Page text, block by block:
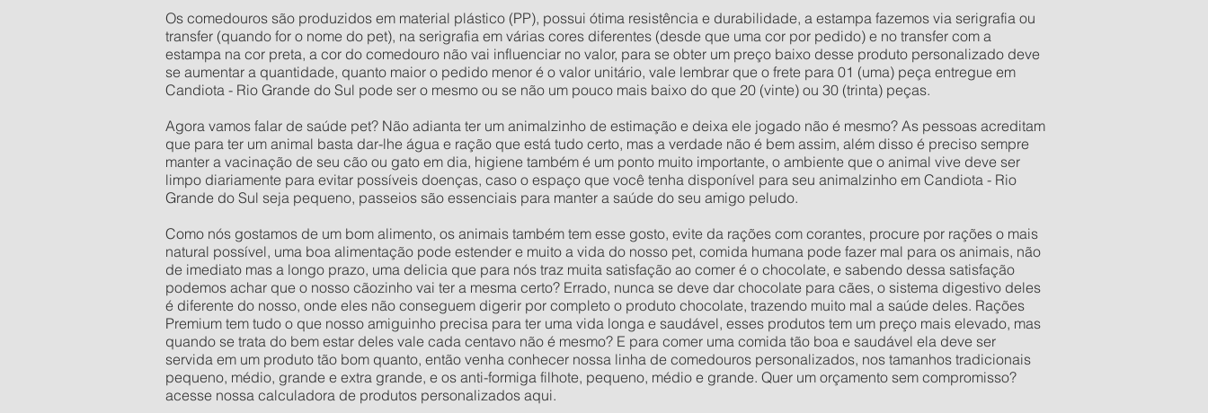
Os comedouros são produzidos em material plástico (PP), possui ótima resistência e durabilidade, a estampa fazemos via serigrafia ou
transfer (quando for o nome do pet), na serigrafia em várias cores diferentes (desde que uma cor por pedido) e no transfer com a
estampa na cor preta, a cor do comedouro não vai influenciar no valor, para se obter um preço baixo desse produto personalizado deve
se aumentar a quantidade, quanto maior o pedido menor é o valor unitário, vale lembrar que o frete para 01 (uma) peça entregue em
Candiota - Rio Grande do Sul pode ser o mesmo ou se não um pouco mais baixo do que 20 (vinte) ou 30 (trinta) peças.
Agora vamos falar de saúde pet? Não adianta ter um animalzinho de estimação e deixa ele jogado não é mesmo? As pessoas acreditam
que para ter um animal basta dar-lhe água e ração que está tudo certo, mas a verdade não é bem assim, além disso é preciso sempre
manter a vacinação de seu cão ou gato em dia, higiene também é um ponto muito importante, o ambiente que o animal vive deve ser
limpo diariamente para evitar possíveis doenças, caso o espaço que você tenha disponível para seu animalzinho em Candiota - Rio
Grande do Sul seja pequeno, passeios são essenciais para manter a saúde do seu amigo peludo.
Como nós gostamos de um bom alimento, os animais também tem esse gosto, evite da rações com corantes, procure por rações o mais
natural possível, uma boa alimentação pode estender e muito a vida do nosso pet, comida humana pode fazer mal para os animais, não
de imediato mas a longo prazo, uma delicia que para nós traz muita satisfação ao comer é o chocolate, e sabendo dessa satisfação
podemos achar que o nosso cãozinho vai ter a mesma certo? Errado, nunca se deve dar chocolate para cães, o sistema digestivo deles
é diferente do nosso, onde eles não conseguem digerir por completo o produto chocolate, trazendo muito mal a saúde deles. Rações
Premium tem tudo o que nosso amiguinho precisa para ter uma vida longa e saudável, esses produtos tem um preço mais elevado, mas
quando se trata do bem estar deles vale cada centavo não é mesmo? E para comer uma comida tão boa e saudável ela deve ser
servida em um produto tão bom quanto, então venha conhecer nossa linha de comedouros personalizados, nos tamanhos tradicionais
pequeno, médio, grande e extra grande, e os anti-formiga filhote, pequeno, médio e grande. Quer um orçamento sem compromisso?
acesse nossa calculadora de produtos personalizados aqui.